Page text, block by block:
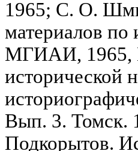
1965; С. О.
материалов по
МГИАИ, 1965,
исторической
Вып. 3. Томск.
Подкорытов.